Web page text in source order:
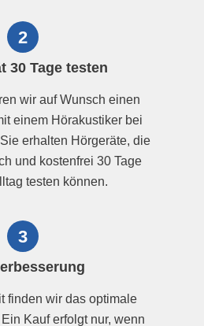
30 Tage testen
wir auf Wunsch einen
einem Hörakustiker bei
erhalten Hörgeräte, die
und kostenfrei 30 Tage
testen können.
finden wir das optimale
Kauf erfolgt nur, wenn
2
3